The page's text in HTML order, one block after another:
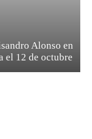
Alonso en
el 12 de octubre